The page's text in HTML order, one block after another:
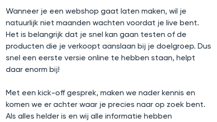
Wanneer je een webshop gaat laten maken, wil je
natuurlijk niet maanden wachten voordat je live bent.
Het is belangrijk dat je snel kan gaan testen of de
producten die je verkoopt aanslaan bij je doelgroep. Dus
snel een eerste versie online te hebben staan, helpt
daar enorm bij!
Met een kick-off gesprek, maken we nader kennis en
komen we er achter waar je precies naar op zoek bent.
Als alles helder is en wij alle informatie hebben